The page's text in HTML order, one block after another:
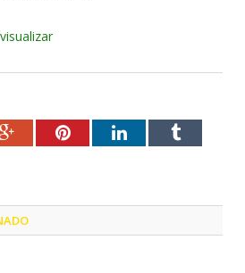
Google+PinterestLinkedInTumblr